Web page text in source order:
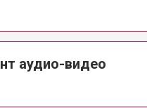
аудио-видео